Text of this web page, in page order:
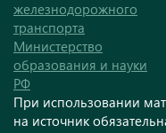
железнодорожного
транспорта
Министерство
образования и науки
РФ
При использовании
на источник